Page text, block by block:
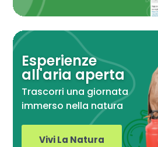
Esperienze
all'aria aperta
Trascorri una giornata
immerso nella natura
Vivi La Natura